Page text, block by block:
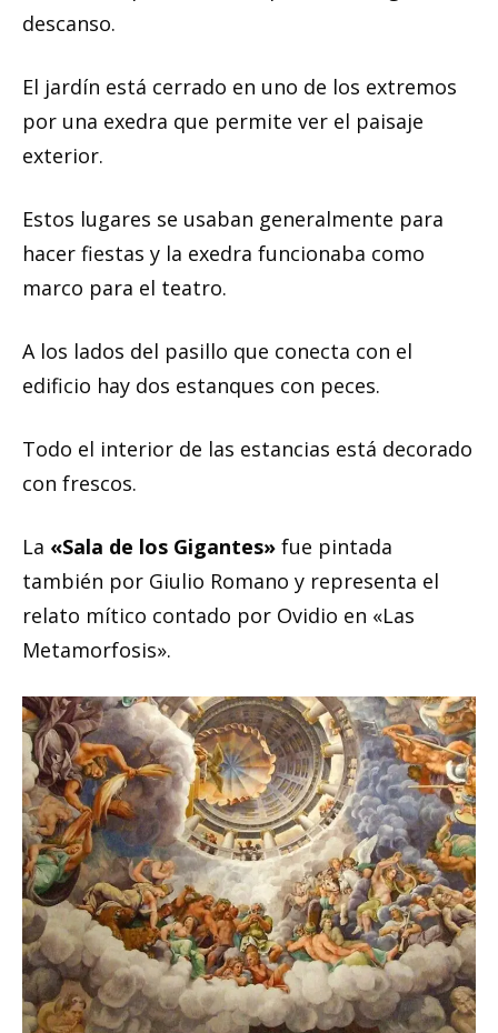
descanso.
El jardín está cerrado en uno de los extremos
por una exedra que permite ver el paisaje
exterior.
Estos lugares se usaban generalmente para
hacer fiestas y la exedra funcionaba como
marco para el teatro.
A los lados del pasillo que conecta con el
edificio hay dos estanques con peces.
Todo el interior de las estancias está decorado
con frescos.
La «Sala de los Gigantes» fue pintada
también por Giulio Romano y representa el
relato mítico contado por Ovidio en «Las
Metamorfosis».